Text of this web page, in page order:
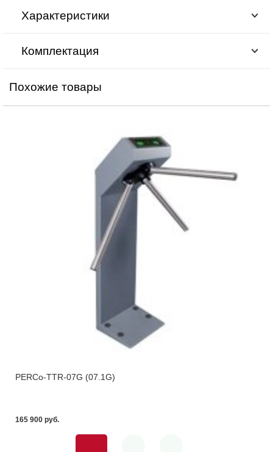
Характеристики
Комплектация
Похожие товары
PERCo-TTR-07G (07.1G)
165 900 pуб.